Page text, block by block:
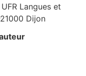
Langues et
Dijon